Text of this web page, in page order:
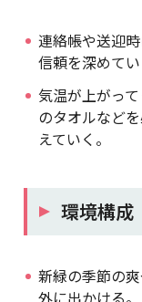
連絡帳や送迎
信頼を深めてい
気温が上がっ
のタオルなど
えていく。
環境構成
新緑の季節の
外に出かける。